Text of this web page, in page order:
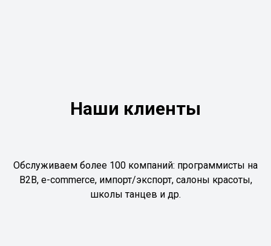
Наши клиенты
Обслуживаем более 100 компаний: программисты на
B2B, e-commerce, импорт/экспорт, салоны красоты,
школы танцев и др.